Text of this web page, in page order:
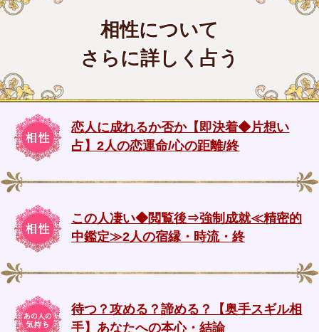
相性について
さらに詳しく占う
恋人に成れるか否か【即決着◆片想い
占】2人の恋運命/心の距離/終
この人凄い◆閲覧後⇒強制成就≪精密的
中鑑定≫2人の宿縁・時流・終
待つ？攻める？諦める？【奥手スギル相
手】あなたへの本心・結論